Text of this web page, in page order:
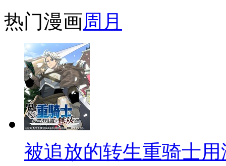
热门漫画周 月
被追放的转生重骑士